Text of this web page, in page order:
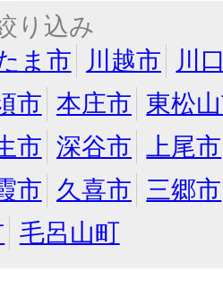
り込み
ま市 川越市
川
市 本庄市 東松
市 深谷市 上尾市
市 久喜市 三郷市
毛呂山町